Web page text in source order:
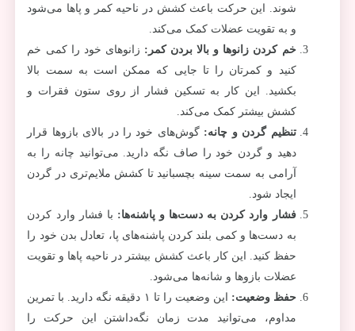
شوند. این حرکت باعث کشش در ناحیه کمر و پاها می‌شود
و به تقویت عضلات کمک می‌کند.
خم کردن زانوها و بالا بردن کمر : زانوهای خود را کمی خم
کنید و کمرتان را تا جایی که ممکن است به سمت بالا
بکشید. این کار به تسکین فشار از روی ستون فقرات و
کشش بیشتر کمک می‌کند.
تنظیم گردن و چانه:گوش‌های خود را در بالای بازوها قرار
دهید و گردن خود را صاف نگه دارید. می‌توانید چانه را به
آرامی به سمت سینه بچسبانید تا کشش ملایم‌تری در گردن
ایجاد شود.
فشار وارد کردن به دست‌ها و پاشنه‌ها: با فشار وارد کردن
به دست‌ها و کمی بلند کردن پاشنه‌های پا، تعادل بدن خود را
حفظ کنید. این کار باعث کشش بیشتر در ناحیه پاها و تقویت
عضلات بازوها و شانه‌ها می‌شود.
حفظ وضعیت:
این وضعیت را تا ۱ دقیقه نگه دارید. با تمرین
مداوم، می‌توانید مدت زمان نگه‌داشتن این حرکت را